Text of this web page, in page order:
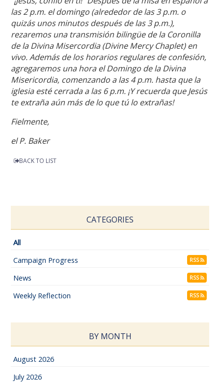
las 2 p.m. el domingo (alrededor de las 3 p.m. o
quizás unos minutos después de las 3 p.m.),
rezaremos una transmisión bilingüe de la Coronilla
de la Divina Misercordia (Divine Mercy Chaplet) en
vivo. Además de los horarios regulares de confesión,
agregaremos una hora el Domingo de la Divina
Misericordia, comenzando a las 4 p.m. hasta que la
iglesia esté cerrada a las 6 p.m. ¡Y recuerda que Jesús
te extraña aún más de lo que tú lo extrañas!
Fielmente,
el P. Baker
BACK TO LIST
CATEGORIES
All
Campaign Progress
RSS
News RSS
Weekly Reflection RSS
BY MONTH
August 2026
July 2026